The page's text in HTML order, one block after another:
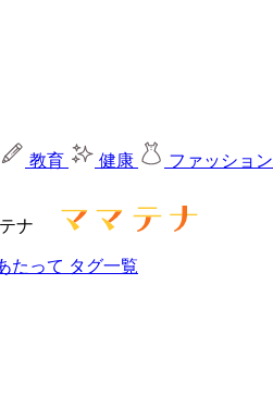
教育 健康 ファッション
ナ
たって タグ一覧